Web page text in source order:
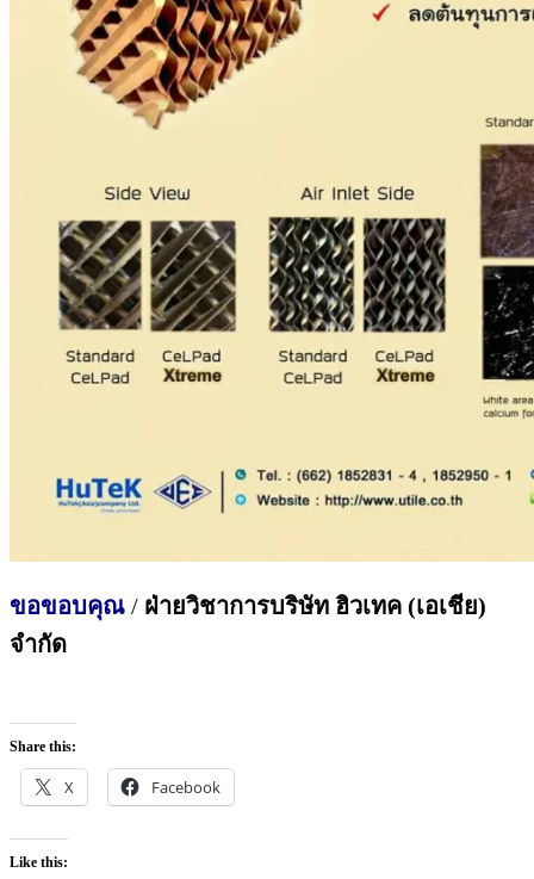
ขอขอบคุณ / ฝ่ายวิชาการบริษัท ฮิวเทค (เอเชีย)
จำกัด
Share this:
X Facebook
Like this: